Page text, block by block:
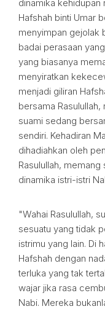
dinamika kehidupan
Hafshah binti Umar
menyimpan gejolak
badai perasaan
yang biasanya
menyiratkan
menjadi giliran
bersama
suami sedang
sendiri. Kehadiran
dihadiahkan oleh
Rasulullah,
dinamika istri-istri
"Wahai Rasulullah,
sesuatu yang tidak
istrimu yang lain. Di
Hafshah dengan
terluka yang tak
wajar jika rasa
Nabi. Mereka